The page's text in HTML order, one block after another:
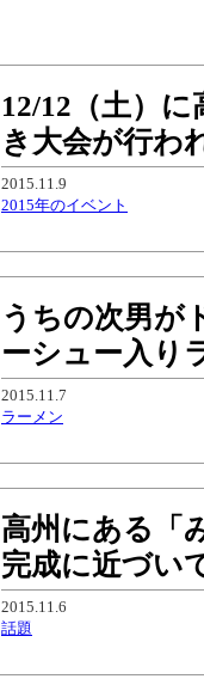
12/12（土）
き大会が行わ
2015.11.9
2015年のイベント
うちの次男が
ーシュー入り
2015.11.7
ラーメン
高州にある「
完成に近づい
2015.11.6
話題